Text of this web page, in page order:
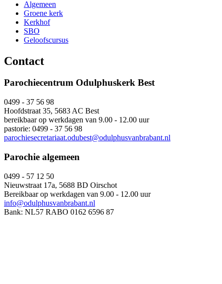
Algemeen
Groene kerk
Kerkhof
SBO
Geloofscursus
Contact
Parochiecentrum Odulphuskerk Best
0499 - 37 56 98
Hoofdstraat 35, 5683 AC Best
bereikbaar op werkdagen van 9.00 - 12.00 uur
pastorie: 0499 - 37 56 98
parochiesecretariaat.odubest@odulphusvanbrabant.nl
Parochie algemeen
0499 - 57 12 50
Nieuwstraat 17a, 5688 BD Oirschot
Bereikbaar op werkdagen van 9.00 - 12.00 uur
info@odulphusvanbrabant.nl
Bank: NL57 RABO 0162 6596 87